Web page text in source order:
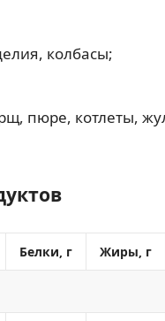
колбасы;
пюре, котлеты,
Белки, г Жиры, г